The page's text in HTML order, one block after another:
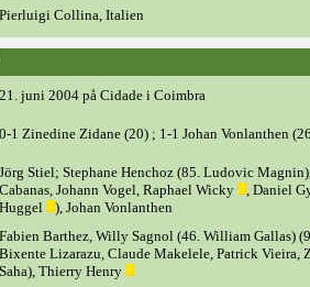
Pierluigi Collina, Italien
21. juni 2004 på Cidade i Coimbra
0-1 Zinedine Zidane (20) ; 1-1 Johan Vonlanthen
Jörg Stiel; Stephane Henchoz (85. Ludovic
Cabanas, Johann Vogel, Raphael Wicky
, Daniel
Huggel
), Johan Vonlanthen
Fabien Barthez, Willy Sagnol (46. William Gallas)
Bixente Lizarazu, Claude Makelele, Patrick Vieira,
Saha), Thierry Henry